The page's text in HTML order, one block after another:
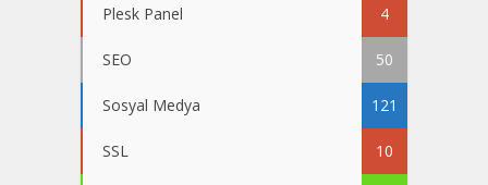
Plesk Panel 4
SEO 50
Sosyal Medya 121
SSL 10